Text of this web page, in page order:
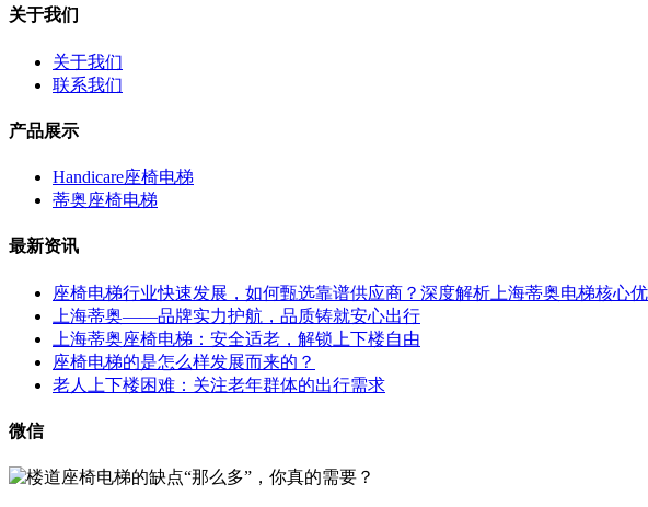
关于我们
关于我们
联系我们
产品展示
Handicare座椅电梯
蒂奥座椅电梯
最新资讯
座椅电梯行业快速发展，如何甄选靠谱供应商？深度解析上海蒂奥电梯核心
上海蒂奥——品牌实力护航，品质铸就安心出行
上海蒂奥座椅电梯：安全适老，解锁上下楼自由
座椅电梯的是怎么样发展而来的？
老人上下楼困难：关注老年群体的出行需求
微信